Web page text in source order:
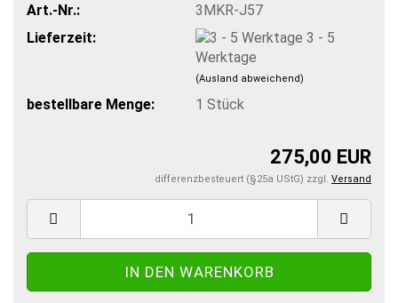
Art.-Nr.:
3MKR-J57
Lieferzeit:
3 - 5
Werktage
(Ausland abweichend)
bestellbare Menge: 1 Stück
275,00 EUR
differenzbesteuert (§25a UStG) zzgl. Versand